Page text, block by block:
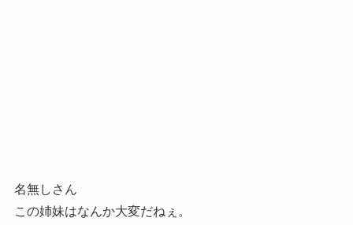
名無しさん
この姉妹はなんか大変だねぇ。